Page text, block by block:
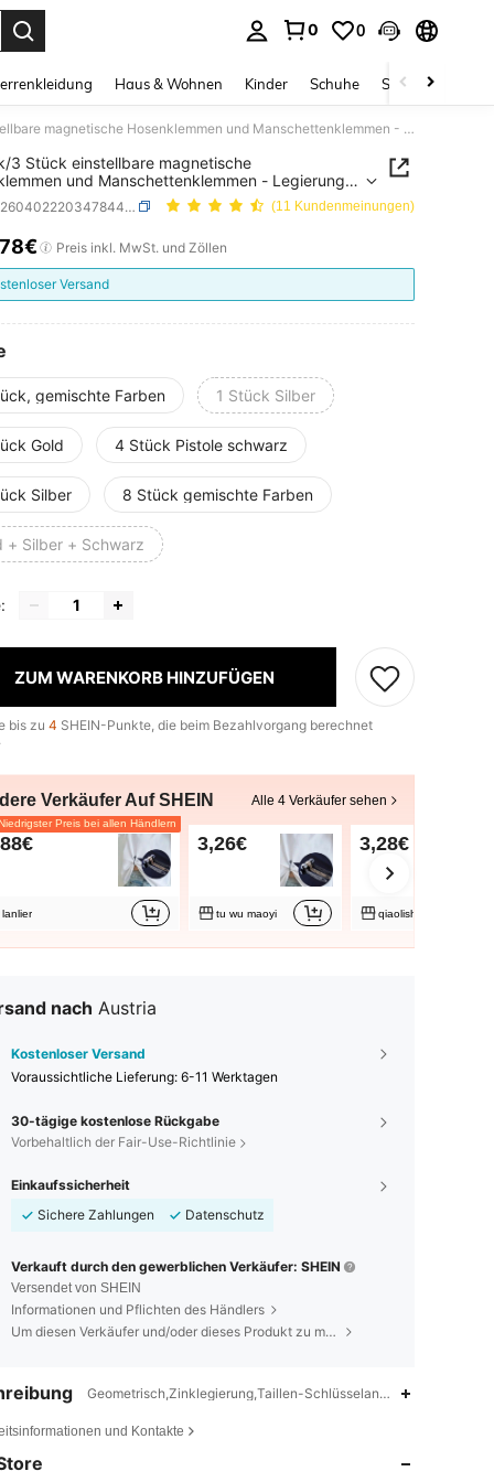
0 0
Haus & Wohnen Kinder Schuhe Schmuck &
1 Stück/3 Stück einstellbare magnetische Hosenklemmen und Manschettenklemmen - Legierung, abnehmbare Saum-Clips für Hosen und T-Shirts, magnetische Hosensaum-Clips zum Verkürzen der Hosenlänge ohne Nähen, starke magnetische Schnappclips
3 Stück einstellbare magnetische
und Manschettenklemmen - Legierung,
Saum-Clips für Hosen und T-Shirts,
Hosensaum-Clips zum Verkürzen der
ohne Nähen, starke magnetische
SKU: sc260402220347844456984 (11 Kundenmeinungen)
AND AVAILABILITY
Preis inkl. MwSt. und Zöllen
Versand
gemischte Farben 1 Stück Silber
Gold 4 Stück Pistole schwarz
Silber 8 Stück gemischte Farben
+ Silber + Schwarz
ZUM WARENKORB HINZUFÜGEN
bis zu 4 SHEIN-Punkte, die beim Bezahlvorgang berechnet
Verkäufer Auf SHEIN Alle 4 Verkäufer sehen
Preis bei allen Händlern
lanlier
3,26€
tu wu maoyi
3,28€
qiaolishipin
nach Austria
Kostenloser Versand
Voraussichtliche Lieferung: 6-11 Werktagen
30-tägige kostenlose Rückgabe
Vorbehaltlich der Fair-Use-Richtlinie
Einkaufssicherheit
Sichere Zahlungen
Datenschutz
Verkauft durch den gewerblichen Verkäufer: SHEIN
Versendet von SHEIN
Informationen und Pflichten des Händlers
Um diesen Verkäufer und/oder dieses Produkt zu melden
Geometrisch,Zinklegierung,Taillen-Schlüsselanhänger
und Kontakte